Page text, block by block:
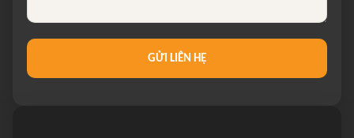
GỬI LIÊN HỆ